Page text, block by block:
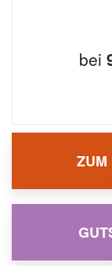
bei
ZUM